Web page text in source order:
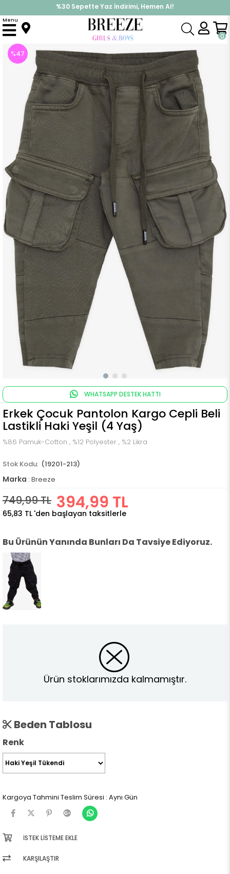
%30 Sepette Yaz İndirimi, Hemen Al!
İndirimlere ek %10 İndirimi Kap, Hemen Üye Ol!
0
Menu
Anasayfa Alt Giyim Pantolon Erkek Çocuk Pantolon Kargo Cepli Beli Lastikli Haki Yeşil (4 Yaş)
%47
WHATSAPP DESTEK HATTI
Erkek Çocuk Pantolon Kargo Cepli Beli
Lastikli Haki Yeşil (4 Yaş)
%86 Pamuk-Cotton , %12 Polyester , %2 Likra
(19201-213)
Marka : Breeze
749,99 TL 394,99 TL
65,83 TL 'den başlayan taksitlerle
Bu Ürünün Yanında Bunları Da Tavsiye Ediyoruz.
Ürün stoklarımızda kalmamıştır.
Beden Tablosu
Renk
Kargoya Tahmini Teslim Süresi : Aynı Gün
İSTEK LISTEME EKLE
KARŞILAŞTIR